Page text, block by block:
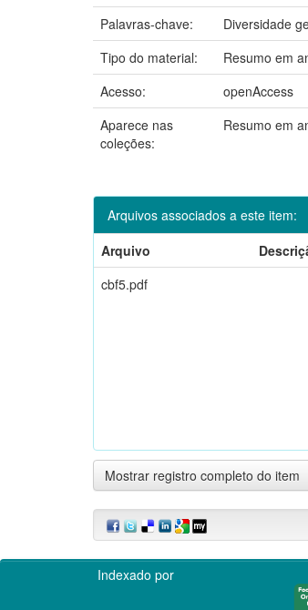
Palavras-chave:
Diversidade
Tipo do material:
Resumo em
Acesso:
openAccess
Aparece nas
coleções:
Resumo em
Arquivos associados a este item:
Arquivo
cbf5.pdf
Mostrar registro completo do item
Indexado por